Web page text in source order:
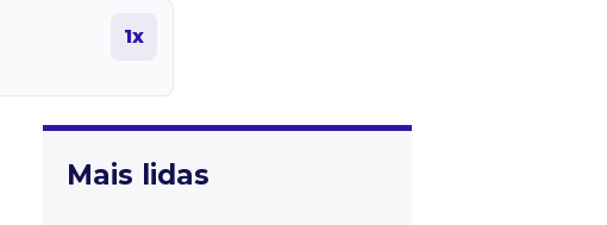
1x
Mais lidas